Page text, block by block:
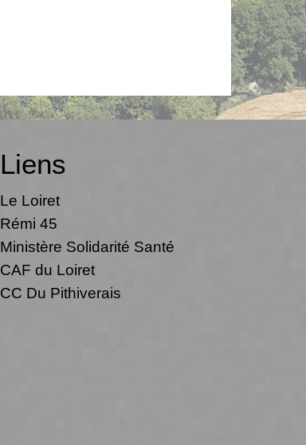
Liens
Le Loiret
Rémi 45
Ministère Solidarité Santé
CAF du Loiret
CC Du Pithiverais